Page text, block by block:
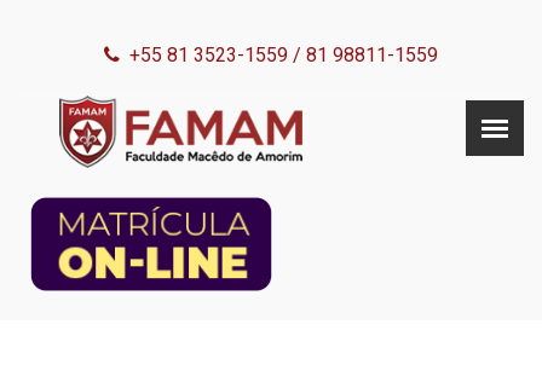
+55 81 3523-1559 / 81 98811-1559